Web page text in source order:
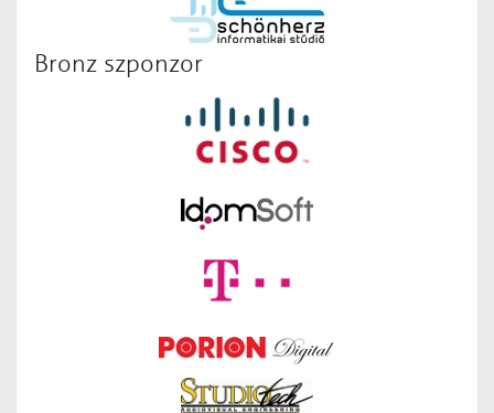
Bronz szponzor